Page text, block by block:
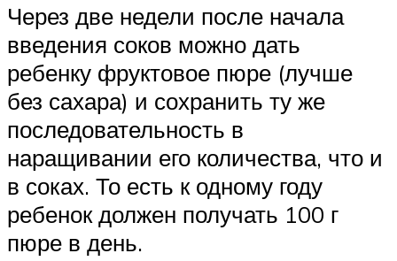
Через две недели после начала
введения соков можно дать
ребенку фруктовое пюре (лучше
без сахара) и сохранить ту же
последовательность в
наращивании его количества, что и
в соках. То есть к одному году
ребенок должен получать 100 г
пюре в день.